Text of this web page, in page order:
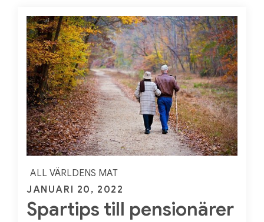
ALL VÄRLDENS MAT
Posted
on
JANUARI 20, 2022
Spartips till pensionärer